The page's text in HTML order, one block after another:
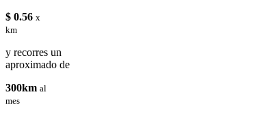
$ 0.56 x
km
y recorres un
aproximado de
300km al
mes